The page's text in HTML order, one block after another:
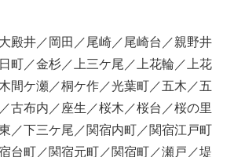
殿井／岡田／尾崎／尾崎台／親野井
町／金杉／上三ケ尾／上花輪／上花
間ケ瀬／桐ケ作／光葉町／五木／五
古布内／座生／桜木／桜台／桜の里
／下三ケ尾／関宿内町／関宿江戸町
台町／関宿元町／関宿町／瀬戸／堤